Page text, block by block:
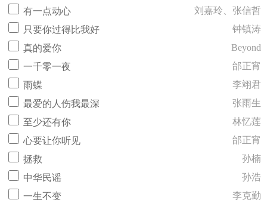
有一点动心
刘嘉玲、张信哲
只要你过得比我好
钟镇涛
真的爱你
Beyond
一千零一夜
邰正宵
雨蝶
李翊君
最爱的人伤我最深
张雨生
至少还有你
林忆莲
心要让你听见
邰正宵
拯救
孙楠
中华民谣
孙浩
一生不变
李克勤